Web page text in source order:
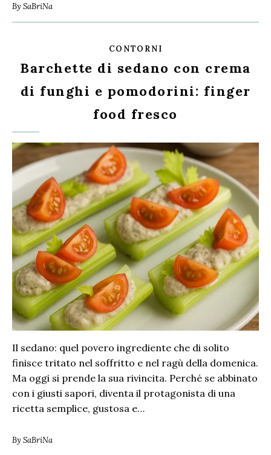
By SaBriNa
CONTORNI
Barchette di sedano con crema
di funghi e pomodorini: finger
food fresco
Il sedano: quel povero ingrediente che di solito
finisce tritato nel soffritto e nel ragù della domenica.
Ma oggi si prende la sua rivincita. Perché se abbinato
con i giusti sapori, diventa il protagonista di una
ricetta semplice, gustosa e…
By SaBriNa